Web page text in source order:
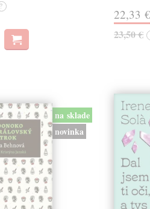
?
22,33 €
23,50 €
na sklade
novinka